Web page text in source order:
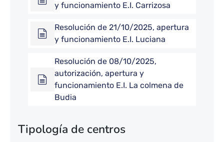
y funcionamiento E.I. Carrizosa
Resolución de 21/10/2025, apertura
y funcionamiento E.I. Luciana
Resolución de 08/10/2025,
autorización, apertura y
funcionamiento E.I. La colmena de
Budia
Tipología de centros